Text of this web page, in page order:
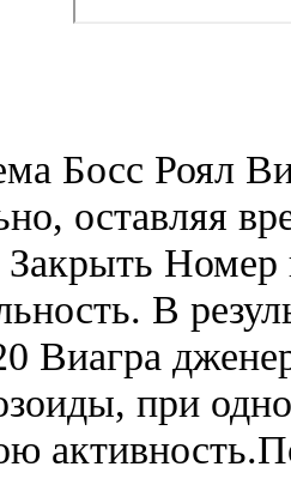
Босс Роял
оставляя
Номер
В
Виагра
при